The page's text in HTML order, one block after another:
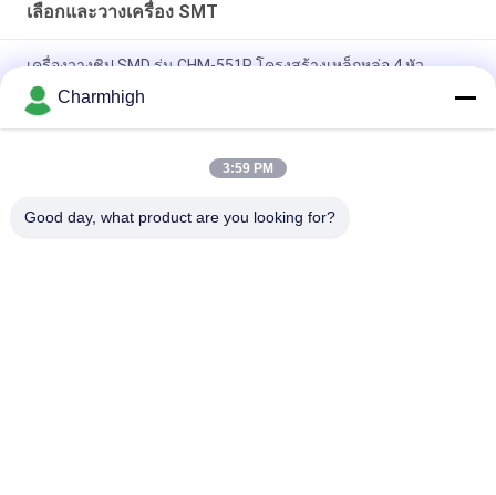
เลือกและวางเครื่อง SMT
เครื่องวางชิป SMD รุ่น CHM-551P โครงสร้างเหล็กหล่อ 4 หัว
การออกแบบที่แคบ โมดูล TC06 ความแม่นยำสูง เครื่อง SMT Pick
Charmhigh
3:59 PM
Good day, what product are you looking for?